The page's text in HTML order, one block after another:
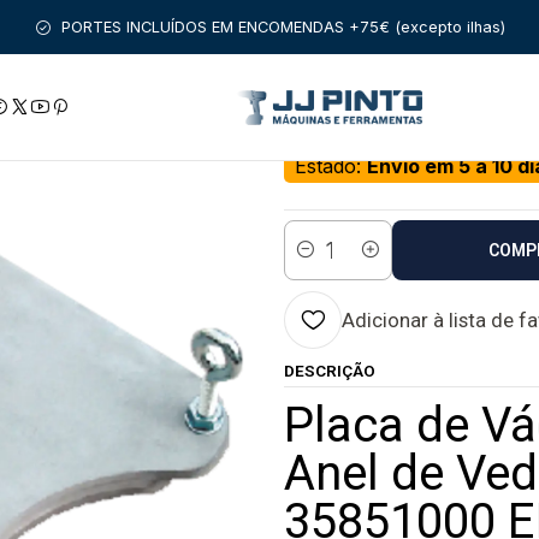
PORTES INCLUÍDOS EM ENCOMENDAS +75€ (excepto ilhas)
úteis Placa de Vácuo para Roda com Anel de Vedação
Placa de Vácuo
340x290mm
Estado:Envio em 5 a 10
Quantidade
Adicionar à lista de
DESCRIÇÃO
Placa de
Anel de
35851000